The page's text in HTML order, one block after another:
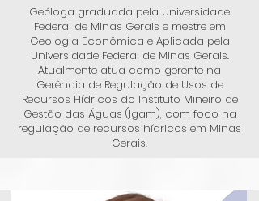
Geóloga graduada pela Universidade
Federal de Minas Gerais e mestre em
Geologia Econômica e Aplicada pela
Universidade Federal de Minas Gerais.
Atualmente atua como gerente na
Gerência de Regulação de Usos de
Recursos Hídricos do Instituto Mineiro de
Gestão das Águas (Igam), com foco na
regulação de recursos hídricos em Minas
Gerais.